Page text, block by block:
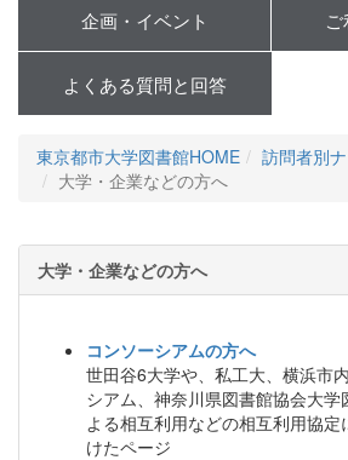
企画・イベント
よくある質問と回答
東京都市大学図書館HOME
訪問者別
大学・企業などの方へ
大学・企業などの方へ
コンソーシアムの方へ
世田谷6大学や、私工大、横浜市
シアム、神奈川県図書館協会大学
よる相互利用などの相互利用協定
けたページ